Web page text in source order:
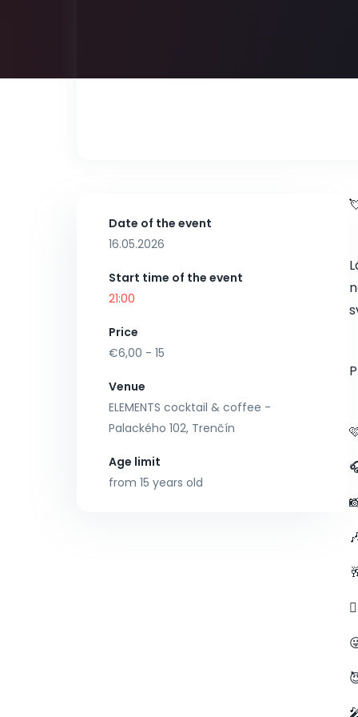
Date of the event
16.05.2026
Start time of the event
21:00
Price
€6,00 - 15
Venue
ELEMENTS cocktail & coffee -
Palackého 102, Trenčín
Age limit
from 15 years old